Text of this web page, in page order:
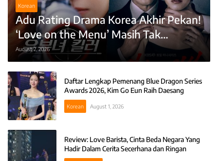
Korean
Adu Rating Drama Korea Akhir Pekan!
‘Love on the Menu’ Masih Tak
Terkalahkan, ‘A Bona Fide Killer’
Melesat
August 2, 2026
Daftar Lengkap Pemenang Blue Dragon Series
Awards 2026, Kim Go Eun Raih Daesang
Korean August 1, 2026
Review: Love Barista, Cinta Beda Negara Yang
Hadir Dalam Cerita Secerhana dan Ringan